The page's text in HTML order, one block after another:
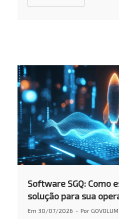
Software SGQ: Como
solução para sua
Em 30/07/2026 Por GOVOLUM